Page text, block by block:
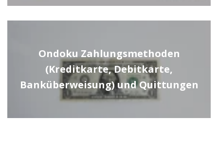
Ondoku Zahlungsmethoden
(Kreditkarte, Debitkarte,
Banküberweisung) und Quittungen